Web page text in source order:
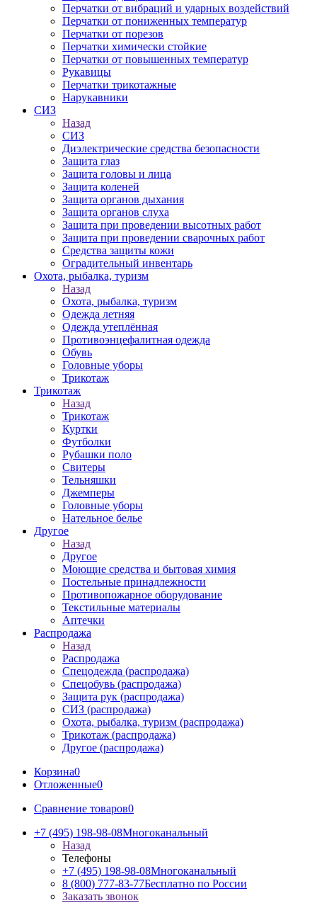
Перчатки от вибраций и ударных воздействий
Перчатки от пониженных температур
Перчатки от порезов
Перчатки химически стойкие
Перчатки от повышенных температур
Рукавицы
Перчатки трикотажные
Нарукавники
СИЗ
Назад
СИЗ
Диэлектрические средства безопасности
Защита глаз
Защита головы и лица
Защита коленей
Защита органов дыхания
Защита органов слуха
Защита при проведении высотных работ
Защита при проведении сварочных работ
Средства защиты кожи
Оградительный инвентарь
Охота, рыбалка, туризм
Назад
Охота, рыбалка, туризм
Одежда летняя
Одежда утеплённая
Противоэнцефалитная одежда
Обувь
Головные уборы
Трикотаж
Трикотаж
Назад
Трикотаж
Куртки
Футболки
Рубашки поло
Свитеры
Тельняшки
Джемперы
Головные уборы
Нательное белье
Другое
Назад
Другое
Моющие средства и бытовая химия
Постельные принадлежности
Противопожарное оборудование
Текстильные материалы
Аптечки
Распродажа
Назад
Распродажа
Спецодежда (распродажа)
Спецобувь (распродажа)
Защита рук (распродажа)
СИЗ (распродажа)
Охота, рыбалка, туризм (распродажа)
Трикотаж (распродажа)
Другое (распродажа)
Корзина0
Отложенные0
Сравнение товаров0
+7 (495) 198-98-08Многоканальный
Назад
Телефоны
+7 (495) 198-98-08Многоканальный
8 (800) 777-83-77Бесплатно по России
Заказать звонок